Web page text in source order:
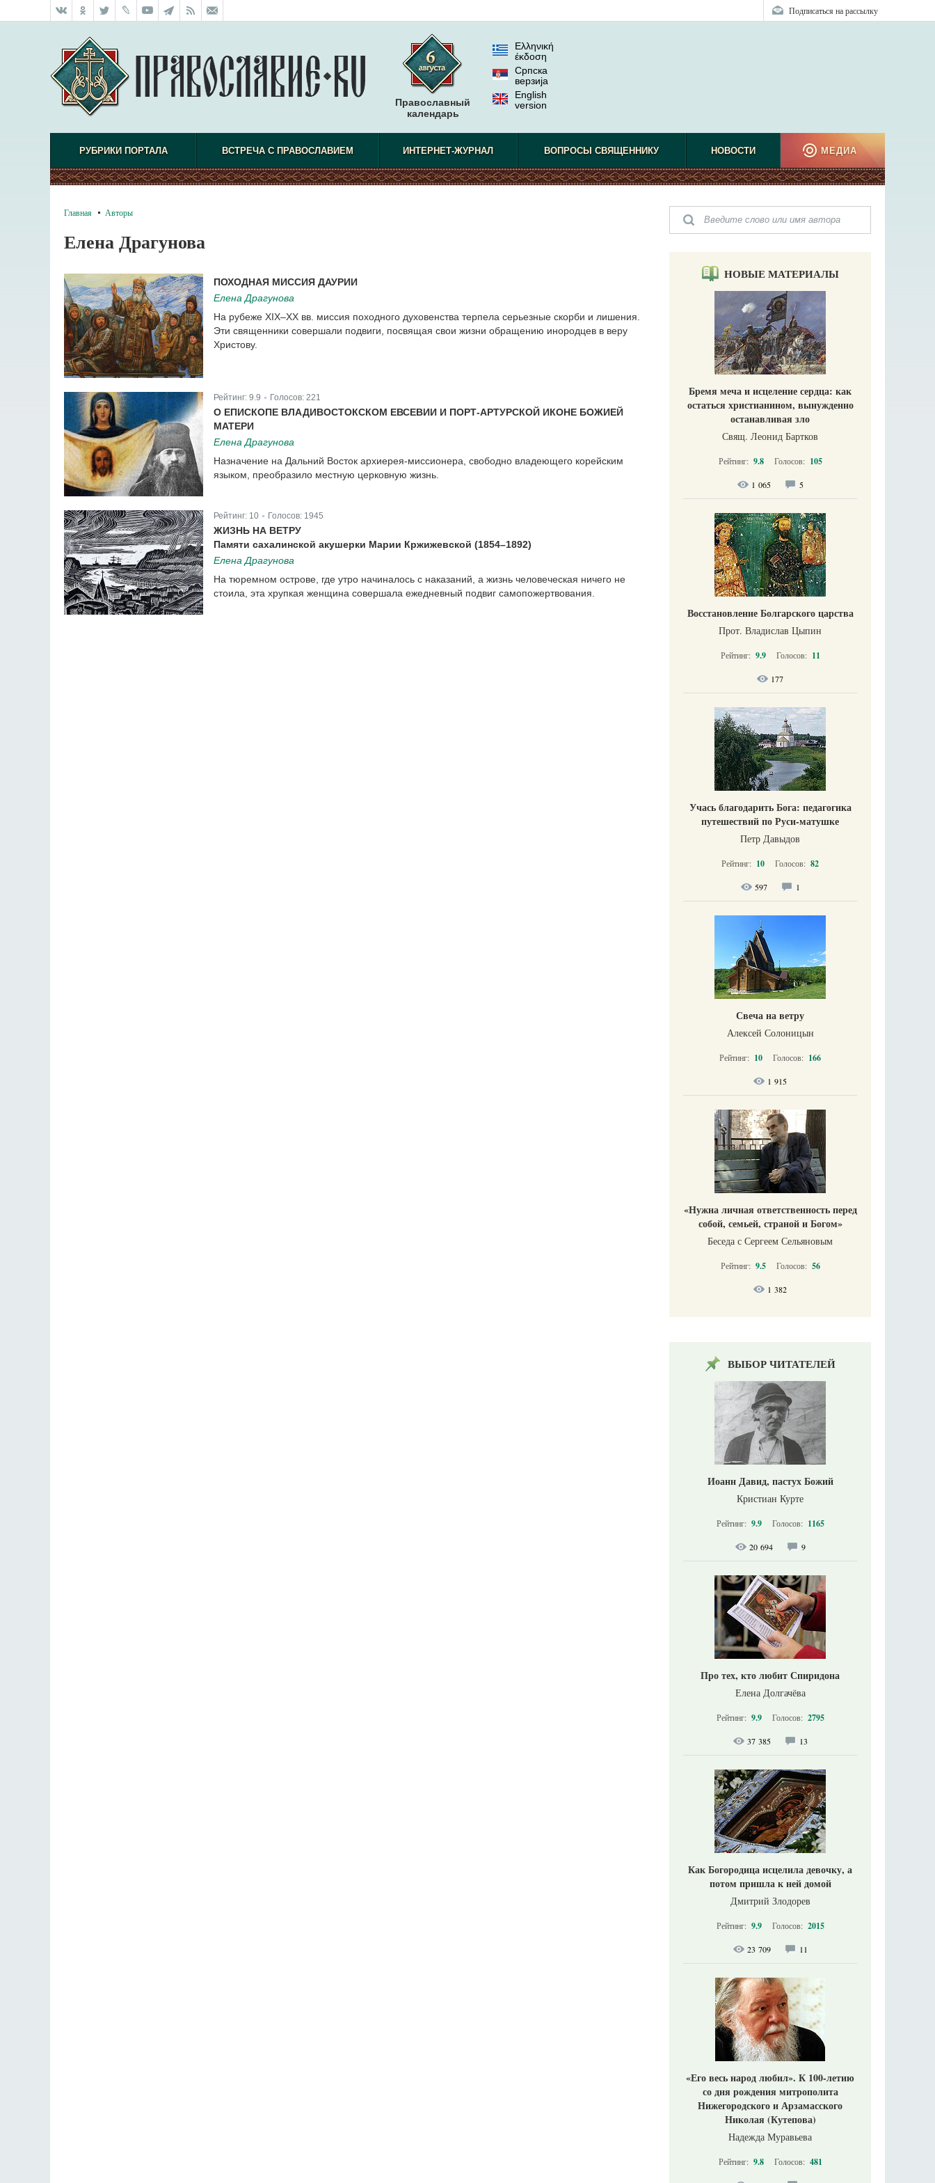
Подписаться на рассылку
Православный
календарь
Ελληνική
έκδοση
Српска
верзиjа
English
version
РУБРИКИ ПОРТАЛА ВСТРЕЧА С ПРАВОСЛАВИЕМ ИНТЕРНЕТ-ЖУРНАЛ ВОПРОСЫ СВЯЩЕННИКУ НОВОСТИ МЕДИА
Главная Авторы
Елена Драгунова
ПОХОДНАЯ МИССИЯ ДАУРИИ
Елена Драгунова
На рубеже XIX–XX вв. миссия походного духовенства терпела серьезные скорби и лишения.
Эти священники совершали подвиги, посвящая свои жизни обращению инородцев в веру
Христову.
Рейтинг: 9.9 Голосов: 221
О ЕПИСКОПЕ ВЛАДИВОСТОКСКОМ ЕВСЕВИИ И ПОРТ-АРТУРСКОЙ ИКОНЕ БОЖИЕЙ
МАТЕРИ
Елена Драгунова
Назначение на Дальний Восток архиерея-миссионера, свободно владеющего корейским
языком, преобразило местную церковную жизнь.
Рейтинг: 10 Голосов: 1945
ЖИЗНЬ НА ВЕТРУ
Памяти сахалинской акушерки Марии Кржижевской (1854–1892)
Елена Драгунова
На тюремном острове, где утро начиналось с наказаний, а жизнь человеческая ничего не
стоила, эта хрупкая женщина совершала ежедневный подвиг самопожертвования.
НОВЫЕ МАТЕРИАЛЫ
Бремя меча и исцеление сердца: как
остаться христианином, вынужденно
останавливая зло
Свящ. Леонид Бартков
Рейтинг: 9.8 Голосов: 105
1 065 5
Восстановление Болгарского царства
Прот. Владислав Цыпин
Рейтинг: 9.9 Голосов: 11
177
Учась благодарить Бога: педагогика
путешествий по Руси-матушке
Петр Давыдов
Рейтинг: 10 Голосов: 82
597 1
Свеча на ветру
Алексей Солоницын
Рейтинг: 10 Голосов: 166
1 915
«Нужна личная ответственность перед
собой, семьей, страной и Богом»
Беседа с Сергеем Сельяновым
Рейтинг: 9.5 Голосов: 56
1 382
ВЫБОР ЧИТАТЕЛЕЙ
Иоанн Давид, пастух Божий
Кристиан Курте
Рейтинг: 9.9 Голосов: 1165
20 694 9
Про тех, кто любит Спиридона
Елена Долгачёва
Рейтинг: 9.9 Голосов: 2795
37 385 13
Как Богородица исцелила девочку, а
потом пришла к ней домой
Дмитрий Злодорев
Рейтинг: 9.9 Голосов: 2015
23 709 11
«Его весь народ любил». К 100-летию
со дня рождения митрополита
Нижегородского и Арзамасского
Николая (Кутепова)
Надежда Муравьева
Рейтинг: 9.8 Голосов: 481